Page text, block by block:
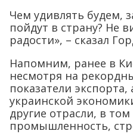
Чем удивлять будем,
пойдут в страну? Не
радости», – сказал
Напомним, ранее в
несмотря на
показатели
украинской
другие отрасли, в том
промышленность,